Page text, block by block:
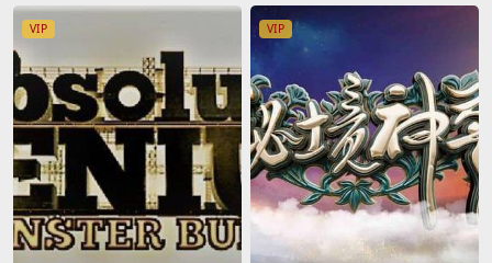
VIP VIP